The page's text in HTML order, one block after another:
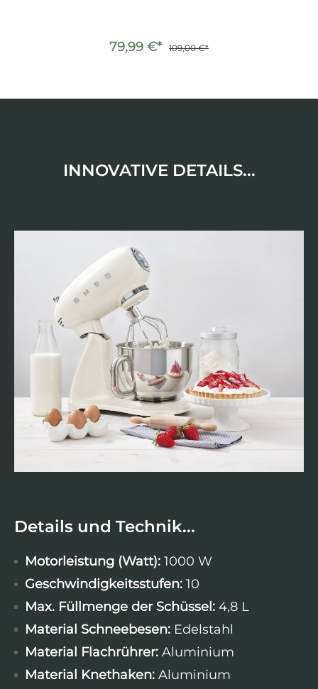
79,99 €* 109,00 €*
INNOVATIVE DETAILS...
Details und Technik...
Motorleistung (Watt): 1000 W
Geschwindigkeitsstufen: 10
Max. Füllmenge der Schüssel: 4,8 L
Material Schneebesen: Edelstahl
Material Flachrührer: Aluminium
Material Knethaken: Aluminium